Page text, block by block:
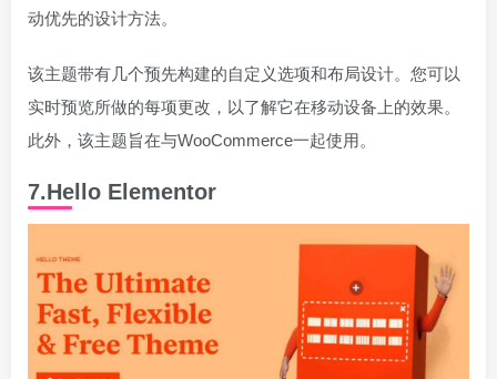
动优先的设计方法。
该主题带有几个预先构建的自定义选项和布局设计。您可以
实时预览所做的每项更改，以了解它在移动设备上的效果。
此外，该主题旨在与WooCommerce一起使用。
7.Hello Elementor